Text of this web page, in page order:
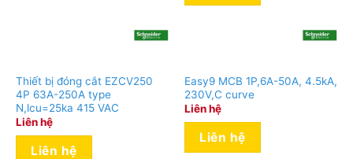
Thiết bị đóng cắt EZCV250
4P 63A-250A type
N,lcu=25ka 415 VAC
Liên hệ
Liên hệ
Easy9 MCB 1P,6A-50A, 4.5kA,
230V,C curve
Liên hệ
Liên hệ